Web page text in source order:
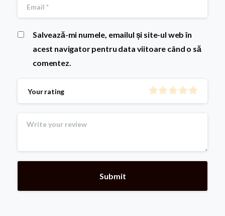
Salvează-mi numele, emailul și site-ul web în
acest navigator pentru data viitoare când o să
comentez.
Your rating